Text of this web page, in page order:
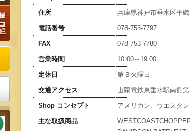
住所 兵庫県神戸市垂水区平
電話番号 078-753-7797
FAX 078-753-7780
営業時間 10:00～19:00
定休日 第３火曜日
交通アクセス 山陽電鉄東垂水駅南側
Shop コンセプト アメリカン、ウエスタ
主な取扱商品